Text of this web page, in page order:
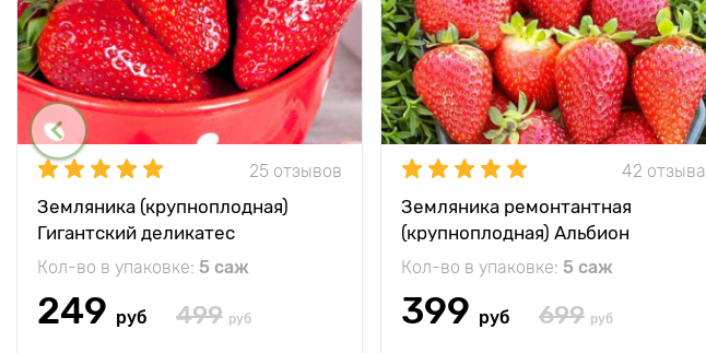
25 отзывов
Земляника (крупноплодная)
Гигантский деликатес
Кол-во в упаковке: 5 саж
249 руб 499 руб
42 отзыва
Земляника ремонтантная
(крупноплодная) Альбион
Кол-во в упаковке: 5 саж
399 руб 699 руб